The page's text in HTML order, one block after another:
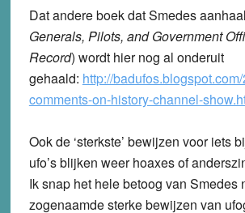
Dat andere boek dat Smedes
Generals, Pilots, and Government
Record) wordt hier nog al onderuit
gehaald: http://
comments-on-history-channel-
Ook de ‘sterkste’ bewijzen voor iets
ufo’s blijken weer hoaxes of
Ik snap het hele betoog van Smedes
zogenaamde sterke bewijzen van